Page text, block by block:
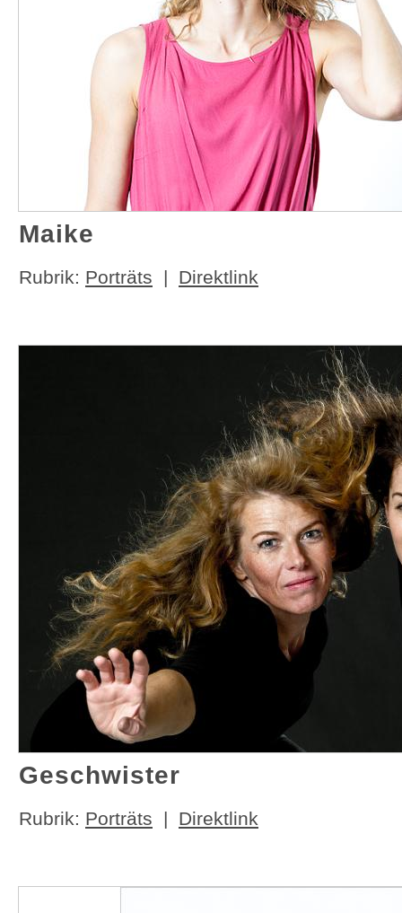
Maike
Rubrik: Porträts | Direktlink
Geschwister
Rubrik: Porträts | Direktlink